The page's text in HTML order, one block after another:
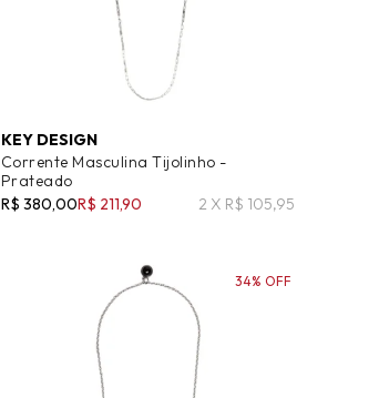
KEY DESIGN
Corrente Masculina Tijolinho -
Prateado
R$ 380,00R$ 211,90 2 X R$ 105,95
34% OFF